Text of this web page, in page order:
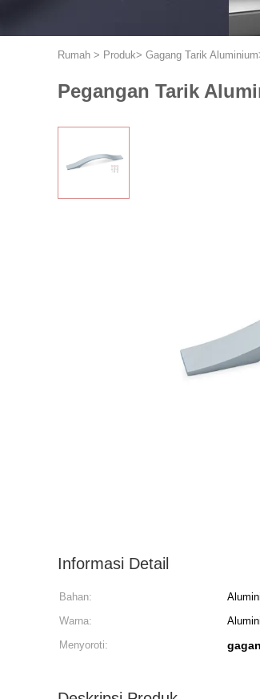
Rumah > Produk> Gagang Tarik Aluminium
Pegangan Tarik
Informasi Detail
Bahan:
Warna:
Menyoroti: